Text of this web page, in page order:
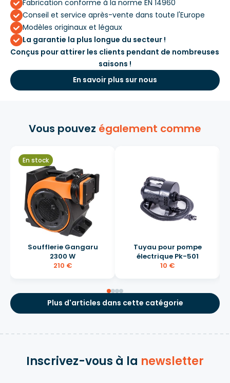
Fabrication conforme à la norme EN 14960
Conseil et service après-vente dans toute l'Europe
Modèles originaux et légaux
La garantie la plus longue du secteur !
Conçus pour attirer les clients pendant de nombreuses
saisons !
En savoir plus sur nous
Vous pouvez également comme
En stock
Soufflerie Gangaru
2300 W
210 €
Tuyau pour pompe
électrique Pk-501
10 €
Plus d'articles dans cette catégorie
Inscrivez-vous à la newsletter